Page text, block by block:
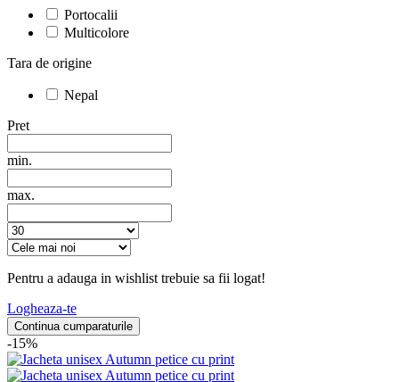
Portocalii
Multicolore
Tara de origine
Nepal
Pret
min.
max.
Pentru a adauga in wishlist trebuie sa fii logat!
Logheaza-te
Continua cumparaturile
-15%